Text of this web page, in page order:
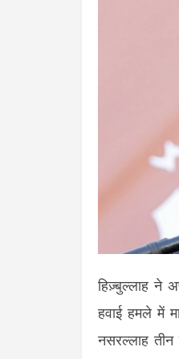
हिज़्बुल्लाह ने
हवाई हमले में
नसरल्लाह